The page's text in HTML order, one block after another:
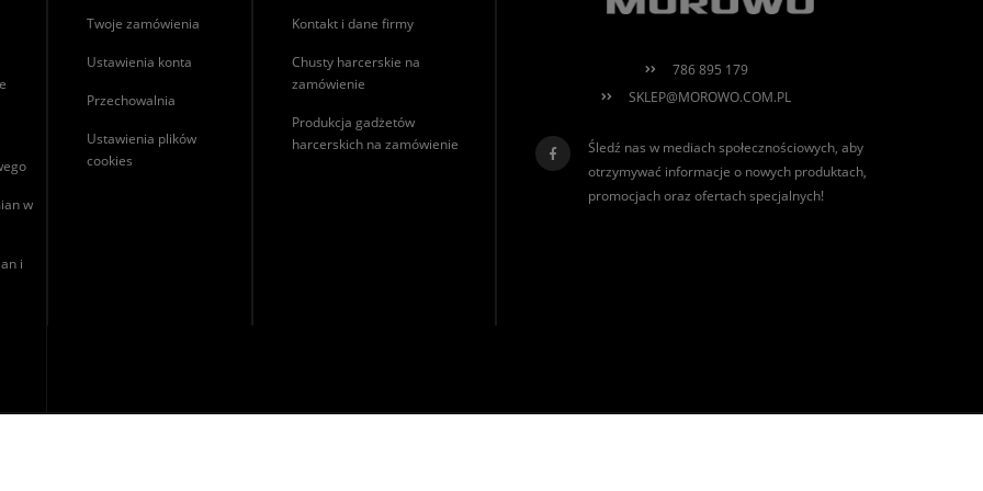
w
i
Twoje zamówienia
Ustawienia konta
Przechowalnia
Ustawienia plików
cookies
Kontakt i dane firmy
Chusty harcerskie na
zamówienie
Produkcja gadżetów
harcerskich na zamówienie
786 895 179
SKLEP@MOROWO.COM.PL
Śledź nas w mediach społecznościowych, aby
otrzymywać informacje o nowych produktach,
promocjach oraz ofertach specjalnych!